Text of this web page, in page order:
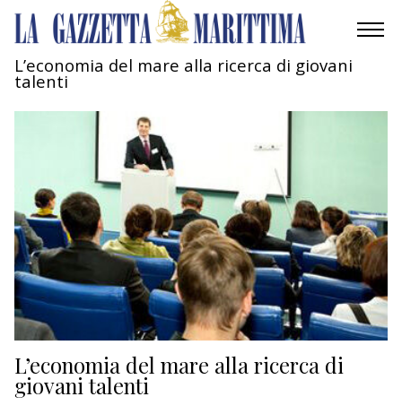
AMBIENTE
RICERCA
ECONOMIA
TURISMO
CULTURA
NAUTICA
L’economia del mare alla ricerca di giovani
talenti
L’economia del mare alla ricerca di
giovani talenti